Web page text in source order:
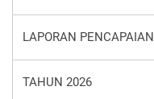
LAPORAN
TAHUN 2026